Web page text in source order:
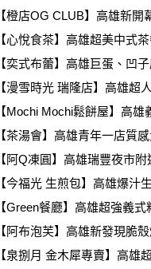
【橙店OG CLUB】高雄新
【心悅食茶】高雄超美中式
【奕式布蕾】高雄巨蛋、凹
【漫雪時光 瑞隆店】高雄超
【Mochi Mochi鬆餅屋】高
【茶湯會】高雄青年一店質
【阿Q凍圓】高雄瑞豐夜市
【今福光 生煎包】高雄爆汁
【Green餐廳】高雄超強義
【阿布泡芙】高雄新發現脆
【泉捌月 金木犀專賣】高雄